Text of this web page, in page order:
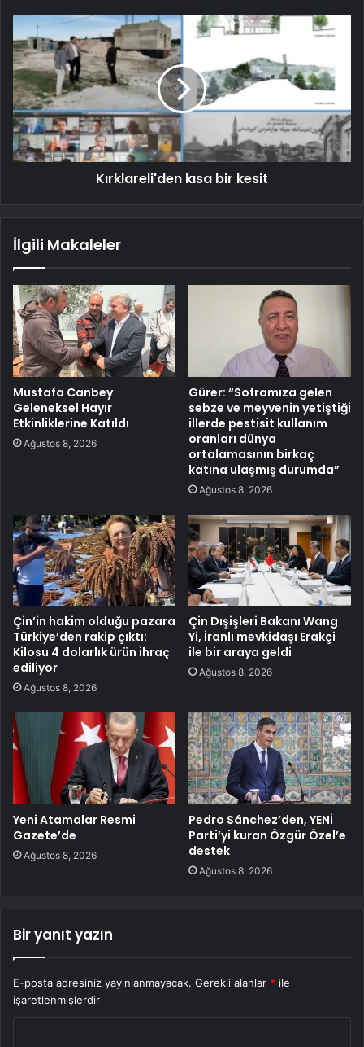
Kırklareli'den kısa bir kesit
İlgili Makaleler
Mustafa Canbey
Geleneksel Hayır
Etkinliklerine Katıldı
Ağustos 8, 2026
Gürer: “Soframıza gelen
sebze ve meyvenin yetiştiği
illerde pestisit kullanım
oranları dünya
ortalamasının birkaç
katına ulaşmış durumda”
Ağustos 8, 2026
Çin’in hakim olduğu pazara
Türkiye’den rakip çıktı:
Kilosu 4 dolarlık ürün ihraç
ediliyor
Ağustos 8, 2026
Çin Dışişleri Bakanı Wang
Yi, İranlı mevkidaşı Erakçi
ile bir araya geldi
Ağustos 8, 2026
Yeni Atamalar Resmi
Gazete’de
Ağustos 8, 2026
Pedro Sánchez’den, YENİ
Parti’yi kuran Özgür Özel’e
destek
Ağustos 8, 2026
Bir yanıt yazın
E-posta adresiniz yayınlanmayacak. Gerekli alanlar * ile
işaretlenmişlerdir